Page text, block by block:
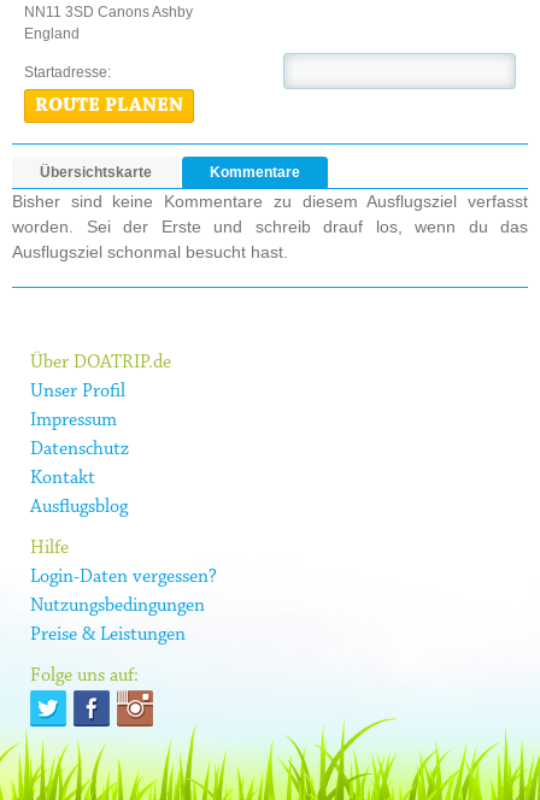
NN11 3SD Canons Ashby
England
Startadresse:
ROUTE PLANEN
Übersichtskarte Kommentare
Bisher sind keine Kommentare zu diesem Ausflugsziel verfasst
worden. Sei der Erste und schreib drauf los, wenn du das
Ausflugsziel schonmal besucht hast.
Über DOATRIP.de
Unser Profil
Impressum
Datenschutz
Kontakt
Ausflugsblog
Hilfe
Login-Daten vergessen?
Nutzungsbedingungen
Preise & Leistungen
Folge uns auf: